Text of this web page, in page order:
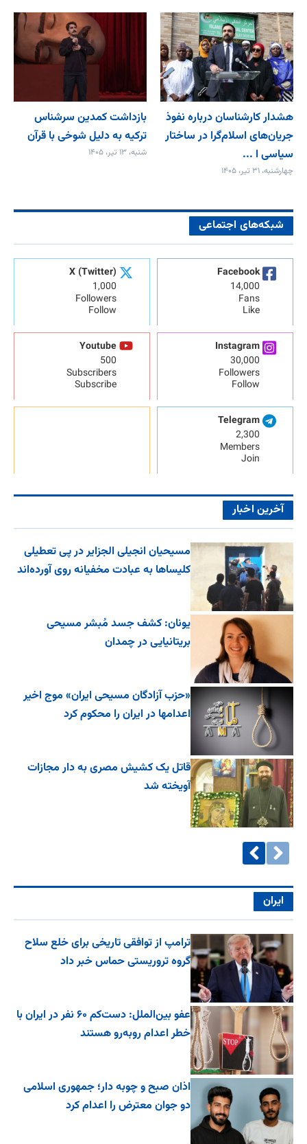
هشدار کارشناسان درباره نفوذ
جریان‌های اسلام‌گرا در ساختار
سیاسی ا ...
چهارشنبه، ۳۱ تیر، ۱۴۰۵
بازداشت کمدین سرشناس
ترکیه به دلیل شوخی با قرآن
شنبه، ۱۳ تیر، ۱۴۰۵
شبکه‌های اجتماعی
Facebook
14,000
Fans
Like
X (Twitter)
1,000
Followers
Follow
Instagram
30,000
Followers
Follow
Youtube
500
Subscribers
Subscribe
Telegram
2,300
Members
Join
آخرین اخبار
مسیحیان انجیلی الجزایر در پی تعطیلی
کلیساها به عبادت مخفیانه روی آورده‌اند
یونان: کشف جسد مُبشر مسیحی
بریتانیایی در چمدان
«حزب آزادگان مسیحی ایران» موج اخیر
اعدامها در ایران را محکوم کرد
قاتل یک کشیش مصری به دار مجازات
آویخته شد
ایران
ترامپ از توافقی تاریخی برای خلع ‌سلاح
گروه تروریستی حماس خبر داد
عفو بین‌الملل: دست‌کم ۶۰ نفر در ایران با
خطر اعدام روبه‌رو هستند
اذان صبح و چوبه دار؛ جمهوری اسلامی
دو جوان معترض را اعدام کرد